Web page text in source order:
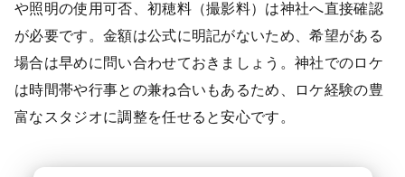
や照明の使用可否、初穂料（撮影料）は神社へ直接確認
が必要です。金額は公式に明記がないため、希望がある
場合は早めに問い合わせておきましょう。神社でのロケ
は時間帯や行事との兼ね合いもあるため、ロケ経験の豊
富なスタジオに調整を任せると安心です。